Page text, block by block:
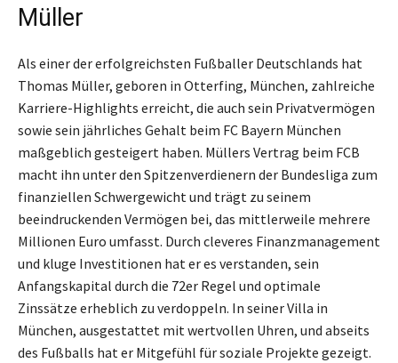
Müller
Als einer der erfolgreichsten Fußballer Deutschlands hat
Thomas Müller, geboren in Otterfing, München, zahlreiche
Karriere-Highlights erreicht, die auch sein Privatvermögen
sowie sein jährliches Gehalt beim FC Bayern München
maßgeblich gesteigert haben. Müllers Vertrag beim FCB
macht ihn unter den Spitzenverdienern der Bundesliga zum
finanziellen Schwergewicht und trägt zu seinem
beeindruckenden Vermögen bei, das mittlerweile mehrere
Millionen Euro umfasst. Durch cleveres Finanzmanagement
und kluge Investitionen hat er es verstanden, sein
Anfangskapital durch die 72er Regel und optimale
Zinssätze erheblich zu verdoppeln. In seiner Villa in
München, ausgestattet mit wertvollen Uhren, und abseits
des Fußballs hat er Mitgefühl für soziale Projekte gezeigt.